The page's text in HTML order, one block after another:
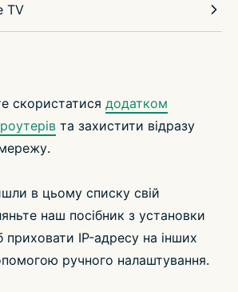
TV
скористатися додатком
та захистити відразу
в цьому списку свій
наш посібник з установки
приховати IP-адресу на інших
ручного налаштування.